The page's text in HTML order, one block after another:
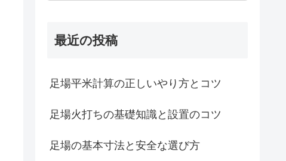
最近の投稿
足場平米計算の正しいやり方とコツ
足場火打ちの基礎知識と設置のコツ
足場の基本寸法と安全な選び方